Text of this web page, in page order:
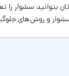
سشوار را
و روش‌های